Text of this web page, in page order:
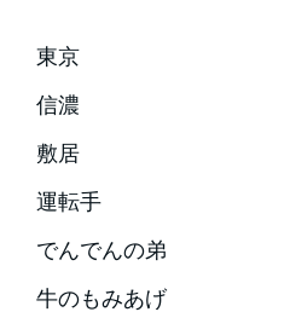
東京
信濃
敷居
運転手
でんでんの弟
牛のもみあげ